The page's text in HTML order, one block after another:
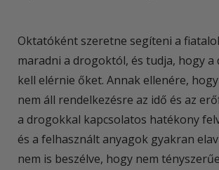
Oktatóként szeretne segíteni a
maradni a drogoktól, és tudja, hogy
kell elérnie őket. Annak ellenére,
nem áll rendelkezésre az idő és az
a drogokkal kapcsolatos hatékony
és a felhasznált anyagok gyakran
nem is beszélve, hogy nem